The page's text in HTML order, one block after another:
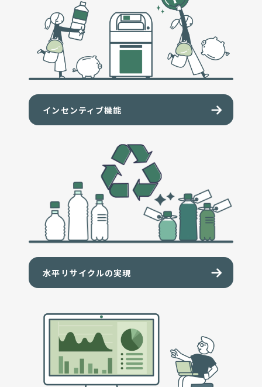
インセンティブ機能
水平リサイクルの実現